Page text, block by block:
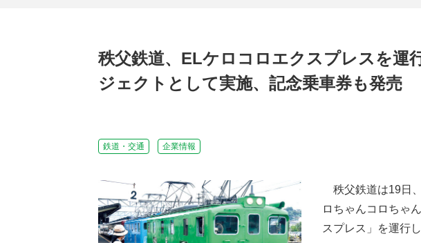
秩父鉄道、ELケロコロエクスプレスを運
ジェクトとして実施、記念乗車券も発売
鉄道・交通 企業情報
秩父鉄道は19日
ロちゃんコロちゃ
スプレス」を運行し